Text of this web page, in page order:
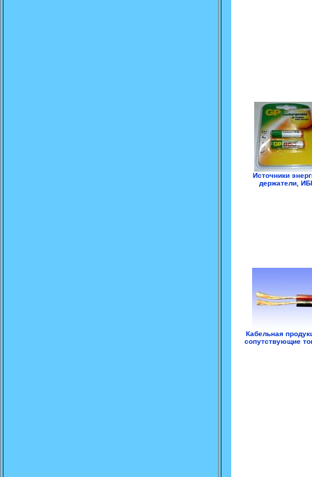
Источники
держатели,
Кабельная
сопутствующие